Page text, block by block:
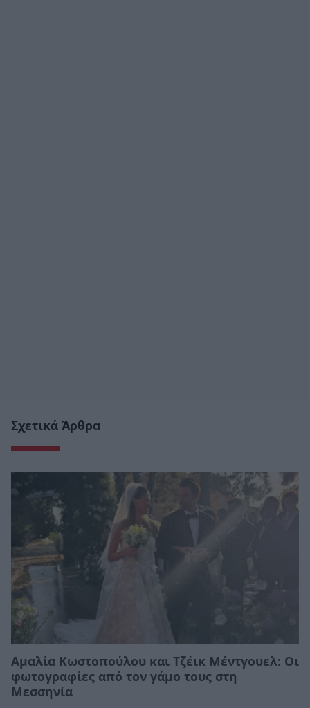
Σχετικά Άρθρα
Αμαλία Κωστοπούλου και Τζέικ Μέντγουελ: Οι
φωτογραφίες από τον γάμο τους στη
Μεσσηνία